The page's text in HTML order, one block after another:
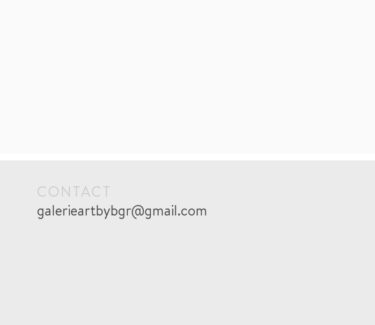
CONTACT
galerieartbybgr@gmail.com